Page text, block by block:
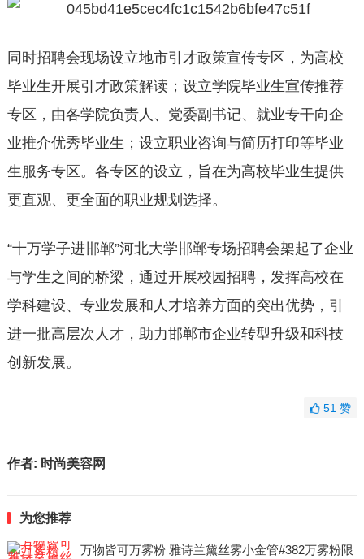
同时招聘会现场设立地市引才政策宣传专区，为高校
毕业生开展引才政策解读；设立学院毕业生宣传推荐
专区，由各学院负责人、党委副书记、就业专干向企
业推介优秀毕业生；设立职业咨询与简历打印等毕业
生服务专区。各专区的设立，旨在为高校毕业生提供
更直观、更全面的职业规划选择。
“十万学子进邯郸”河北大学邯郸专场招聘会架起了企业
与学生之间的桥梁，通过开展校园招聘，发挥高校在
学科建设、专业发展和人才培养方面的突出优势，引
进一批高层次人才，助力邯郸市企业转型升级和科技
创新发展。
51赞
作者: 时尚美容网
为您推荐
万物皆可万雾粉 雅诗兰黛丝雾小金管#382万雾粉限